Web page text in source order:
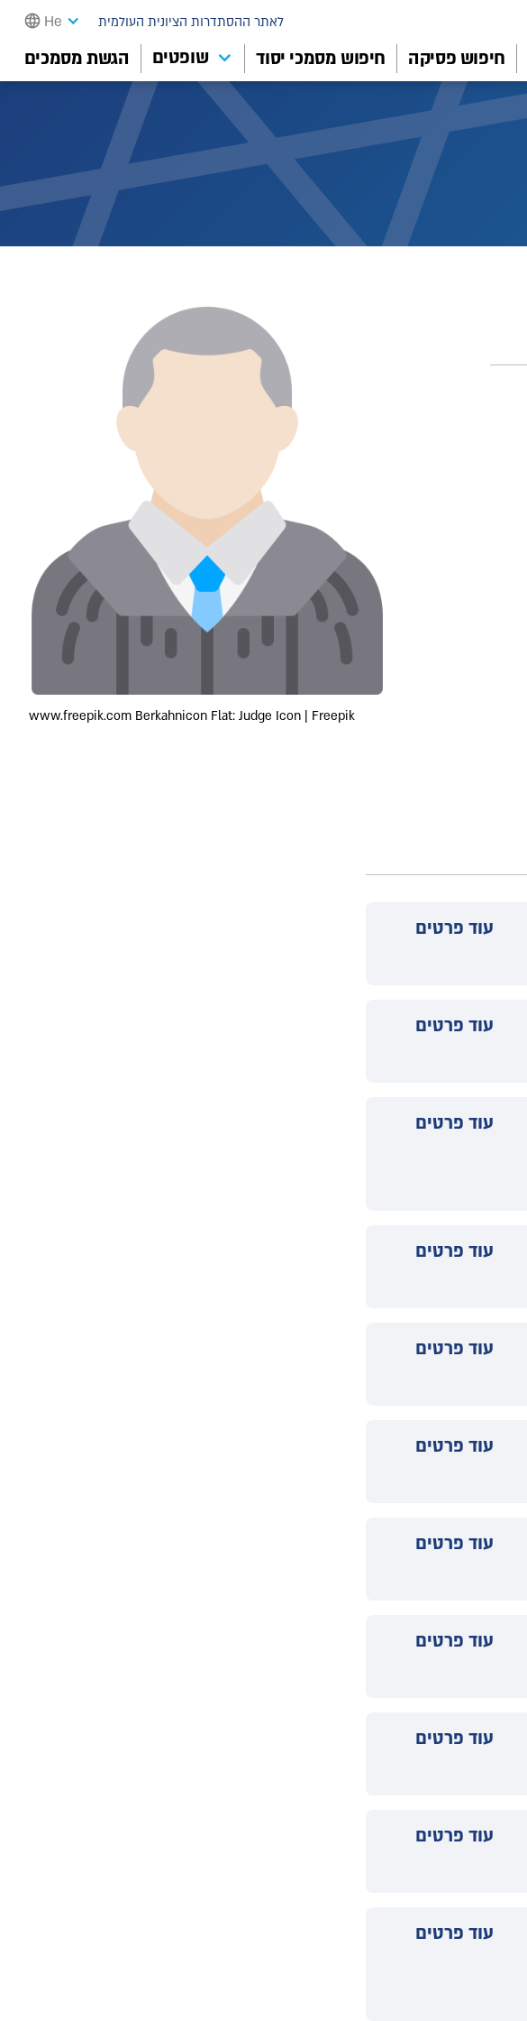
לאתר ההסתדרות הציונית העולמית He
חיפוש פסיקה חיפוש מסמכי יסוד שופטים הגשת מסמכים
www.freepik.com Berkahnicon Flat: Judge Icon | Freepik
עוד פרטים
עוד פרטים
עוד פרטים
עוד פרטים
עוד פרטים
עוד פרטים
עוד פרטים
עוד פרטים
עוד פרטים
עוד פרטים
עוד פרטים